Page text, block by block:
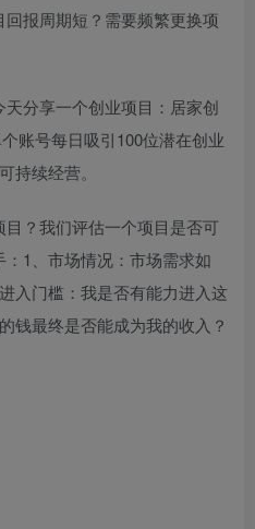
报周期短？需要频繁更换项
分享一个创业项目：居家创
账号每日吸引100位潜在创业
持续经营。
？我们评估一个项目是否可
1、市场情况：市场需求如
入门槛：我是否有能力进入这
钱最终是否能成为我的收入？